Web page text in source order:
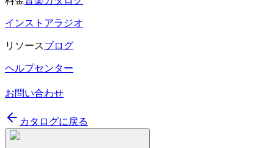
インストアラジオ
リソースブログ
ヘルプセンター
お問い合わせ
カタログに戻る